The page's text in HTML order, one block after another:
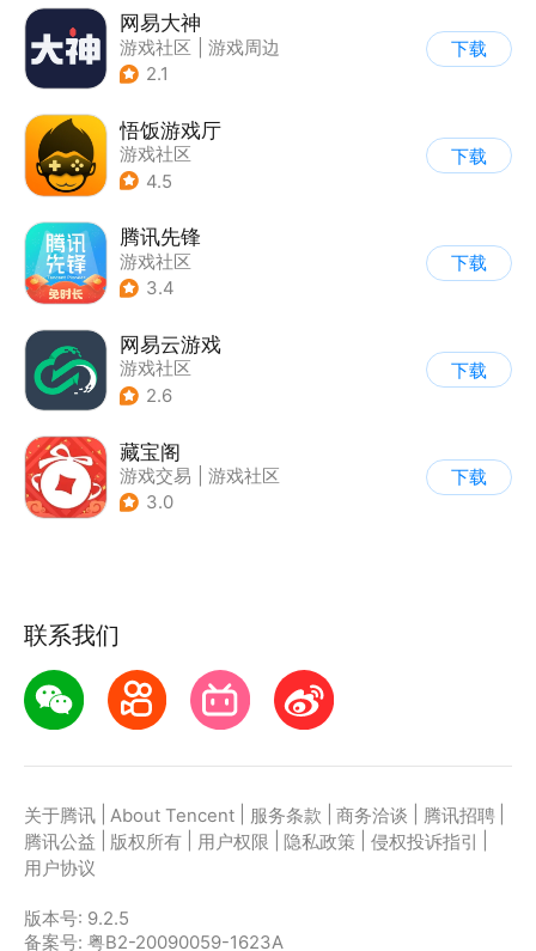
网易大神
游戏社区
游戏周边
2.1
下载
悟饭游戏厅
游戏社区
4.5
下载
腾讯先锋
游戏社区
3.4
下载
网易云游戏
游戏社区
2.6
下载
藏宝阁
游戏交易
游戏社区
3.0
下载
联系我们
关于腾讯 About Tencent 服务条款 商务洽谈 腾讯招聘
腾讯公益
版权所有 用户权限 隐私政策 侵权投诉指引
用户协议
版本号: 9.2.5
备案号: 粤B2-20090059-1623A